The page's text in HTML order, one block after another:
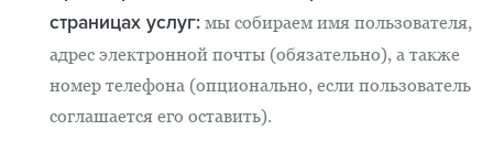
страницах услуг: мы собираем имя пользователя,
адрес электронной почты (обязательно), а также
номер телефона (опционально, если пользователь
соглашается его оставить).